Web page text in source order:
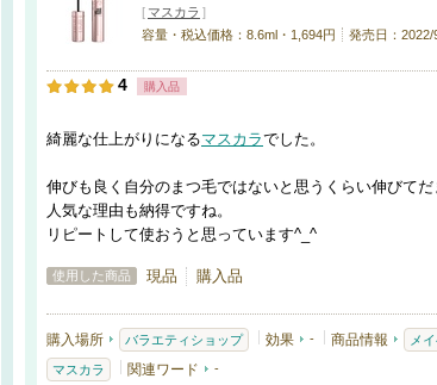
[ マスカラ ]
容量・税込価格：8.6ml・1,694円
発売日：2022/
4 購入品
綺麗な仕上がりになるマスカラでした。
伸びも良く自分のまつ毛ではないと思うくらい伸びて
人気な理由も納得ですね。
リピートして使おうと思っています^_^
使用した商品 現品 購入品
購入場所 バラエティショップ 効果 - 商品情報 メ
マスカラ 関連ワード -